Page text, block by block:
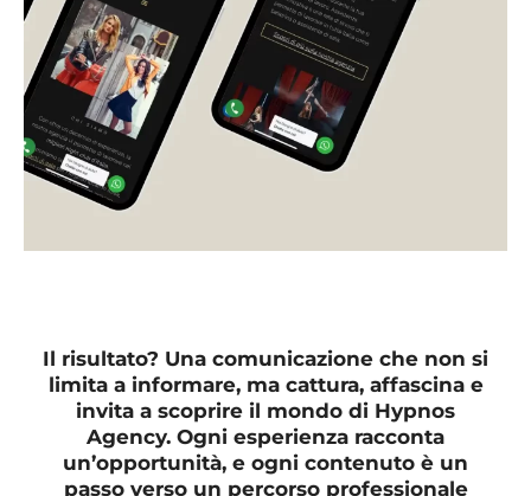
Il risultato? Una comunicazione che non si
limita a informare, ma cattura, affascina e
invita a scoprire il mondo di Hypnos
Agency. Ogni esperienza racconta
un’opportunità, e ogni contenuto è un
passo verso un percorso professionale